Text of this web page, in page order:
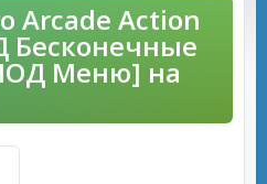
Arcade Action
Меню] на